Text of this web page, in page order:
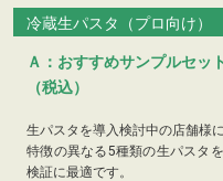
冷蔵生パスタ（プロ向け）
Ａ：おすすめサンプルセッ
（税込）
生パスタを導入検討中の店舗様
特徴の異なる5種類の生パスタ
検証に最適です。